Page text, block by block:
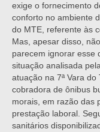
exige o fornecimento
conforto no ambiente
do MTE, referente às
Mas, apesar disso,
parecem ignorar esse
situação analisada
atuação na 7ª Vara
cobradora de ônibus
morais, em razão das
prestação laboral.
sanitários